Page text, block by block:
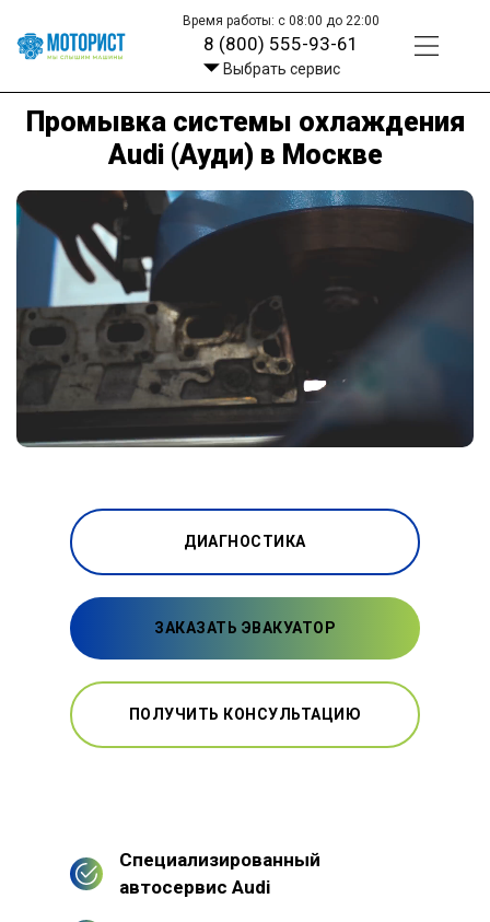
Время работы: с 08:00 до 22:00
8 (800) 555-93-61
Выбрать сервис
Промывка системы охлаждения
Audi (Ауди) в Москве
ДИАГНОСТИКА
ЗАКАЗАТЬ ЭВАКУАТОР
ПОЛУЧИТЬ КОНСУЛЬТАЦИЮ
Специализированный
автосервис Audi